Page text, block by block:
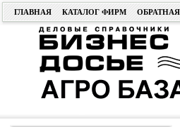
ГЛАВНАЯ КАТАЛОГ ФИРМ